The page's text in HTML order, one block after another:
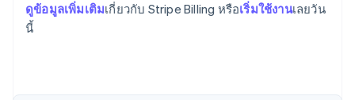
ดูข้อมูลเพิ่มเติมเกี่ยวกับ Stripe Billing หรือเริ่มใช้งานเลยวัน
นี้
English
โครเอเชีย